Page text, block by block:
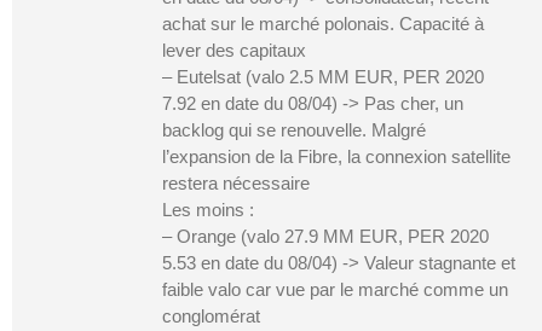
achat sur le marché polonais. Capacité à
lever des capitaux
– Eutelsat (valo 2.5 MM EUR, PER 2020
7.92 en date du 08/04) -> Pas cher, un
backlog qui se renouvelle. Malgré
l’expansion de la Fibre, la connexion satellite
restera nécessaire
Les moins :
– Orange (valo 27.9 MM EUR, PER 2020
5.53 en date du 08/04) -> Valeur stagnante et
faible valo car vue par le marché comme un
conglomérat